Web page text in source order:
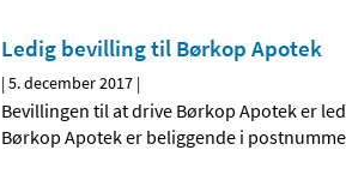
Ledig bevilling til Børkop Apotek
|5. december 2017 |
Bevillingen til at drive Børkop Apotek er
Børkop Apotek er beliggende i